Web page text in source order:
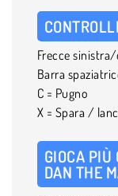
CONTROLLI
Frecce
Barra
C = Pugno
X = Spara /
GIOCA PIÙ
DAN THE